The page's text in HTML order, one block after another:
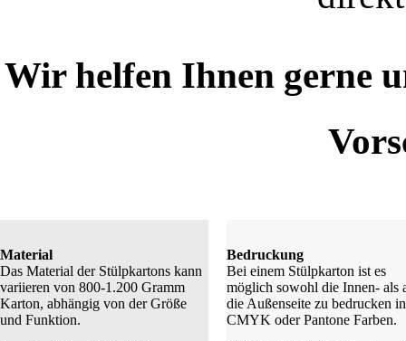
Wir helfen Ihnen gerne
Material
Das Material der Stülpkartons kann
variieren von 800-1.200 Gramm
Karton, abhängig von der Größe
und Funktion.
Bedruckung
Bei einem Stülpkarton ist es
möglich sowohl die Innen- als
die Außenseite zu bedrucken in
CMYK oder Pantone Farben.